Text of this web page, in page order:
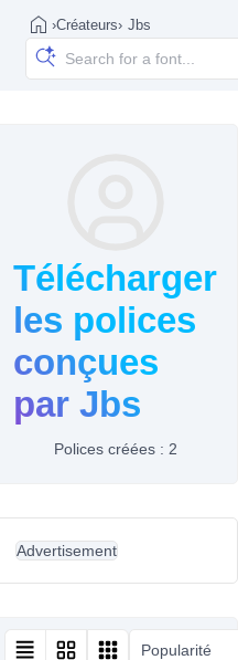
›Créateurs› Jbs
Télécharger
les polices
conçues
par Jbs
Polices créées : 2
Advertisement
Popularité